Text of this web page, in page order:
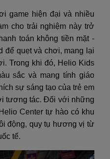
game hiện đại và nhiều
cho trải nghiệm này trở
toán không tiền mặt -
để quẹt và chơi, mang lại
Trong khi đó, Helio Kids
sắc và mang tính giáo
sự sáng tạo của trẻ em
tương tác. Đối với những
Center tự hào có khu
động, quy tụ hương vị từ
tế.